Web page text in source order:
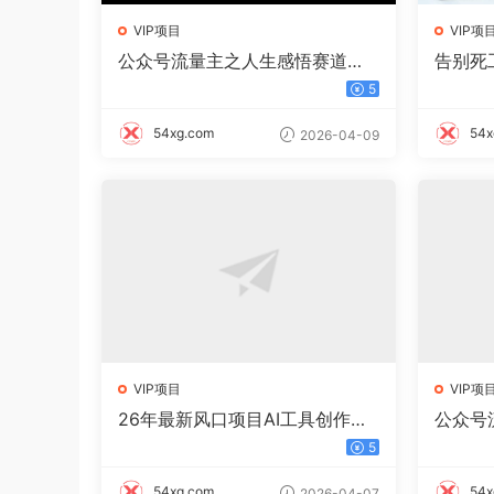
VIP项目
公众号流量主之人生感悟赛道，
起号快+高流量，单日阅读10w
5
54xg.com 2026-04-09
VIP项
告别死
VIP项目
26年最新风口项目AI工具创作写
5
VIP项
公众号